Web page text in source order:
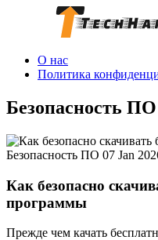
О нас
Политика
Безопасность ПО
Безопасность ПО 07 Jan
Как безопасно
программы
Прежде чем качать